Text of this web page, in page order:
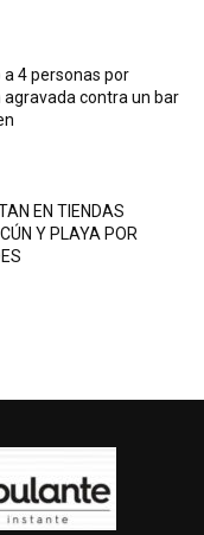
4 personas por
contra un bar
EN TIENDAS
Y PLAYA POR